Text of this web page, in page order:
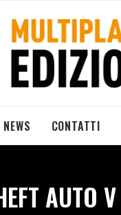
NEWS CONTATTI
AUTO V